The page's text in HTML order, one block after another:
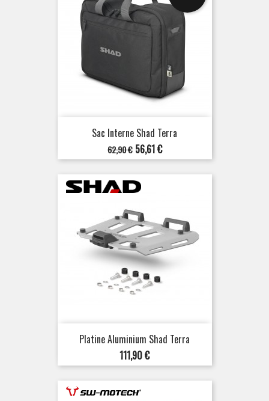
Sac Interne Shad Terra
Prix
de
base
62,90 € Prix
56,61 €
Platine Aluminium Shad Terra
Prix
111,90 €